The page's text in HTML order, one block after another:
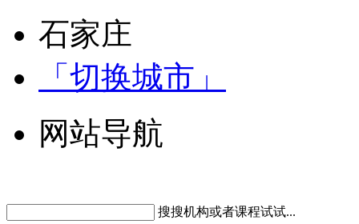
石家庄
「切换城市」
网站导航
搜搜机构或者课程试试...